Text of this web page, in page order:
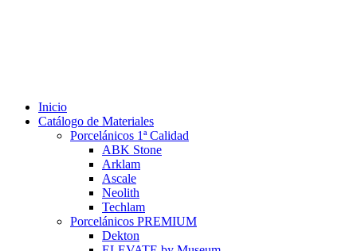
Inicio
Catálogo de Materiales
Porcelánicos 1ª Calidad
ABK Stone
Arklam
Ascale
Neolith
Techlam
Porcelánicos PREMIUM
Dekton